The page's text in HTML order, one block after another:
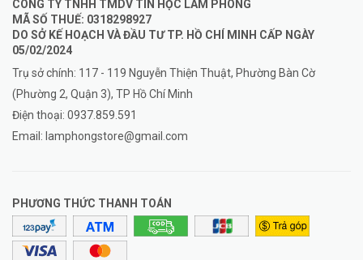
CÔNG TY TNHH TMDV TIN HỌC LÂM PHONG
MÃ SỐ THUẾ: 0318298927
DO SỞ KẾ HOẠCH VÀ ĐẦU TƯ TP. HỒ CHÍ MINH CẤP NGÀY
05/02/2024
Trụ sở chính: 117 - 119 Nguyễn Thiện Thuật, Phường Bàn Cờ
(Phường 2, Quận 3), TP Hồ Chí Minh
Điện thoại: 0937.859.591
Email: lamphongstore@gmail.com
PHƯƠNG THỨC THANH TOÁN